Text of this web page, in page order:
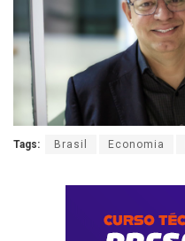
Tags: Brasil Economia